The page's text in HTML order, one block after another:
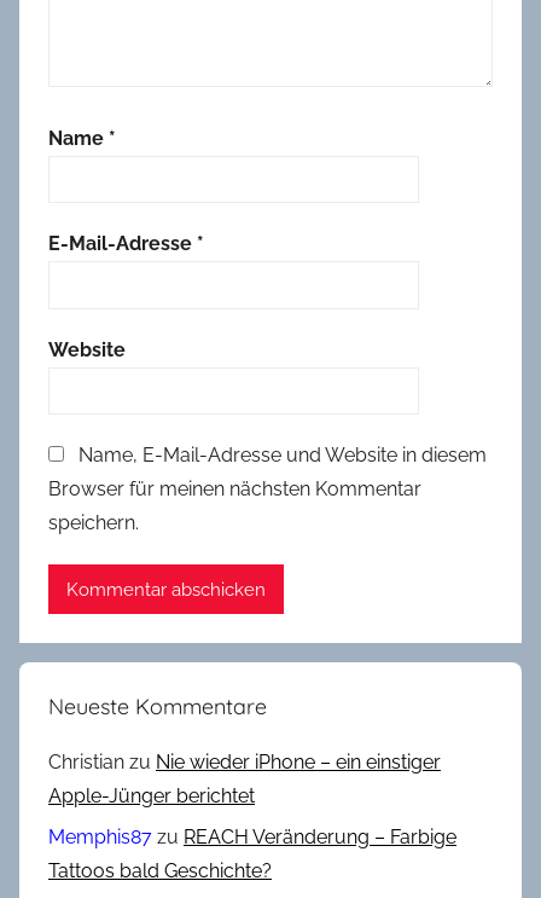
Name *
E-Mail-Adresse *
Website
Name, E-Mail-Adresse und Website in diesem
Browser für meinen nächsten Kommentar
speichern.
Neueste Kommentare
Christian zu Nie wieder iPhone – ein einstiger
Apple-Jünger berichtet
Memphis87 zu REACH Veränderung – Farbige
Tattoos bald Geschichte?